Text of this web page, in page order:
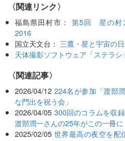
〈関連リンク〉
福島県田村市： 第5回 星の村
2016
国立天文台： 三鷹・星と宇宙の
天体撮影ソフトウェア「ステラシ
関連記事
2026/04/12 224名が参加「渡部
な門出を祝う会」
2026/04/05 300回のコラムを収
渡部潤一さんの25年がこの一冊に
2025/02/05 世界最高の夜空を配